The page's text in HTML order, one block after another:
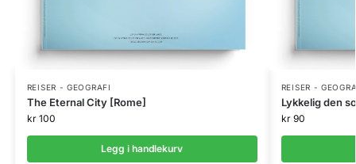
REISER - GEOGRAFI
The Eternal City [Rome]
kr100
Legg i handlekurv
REISER -
Lykkelig den
kr90